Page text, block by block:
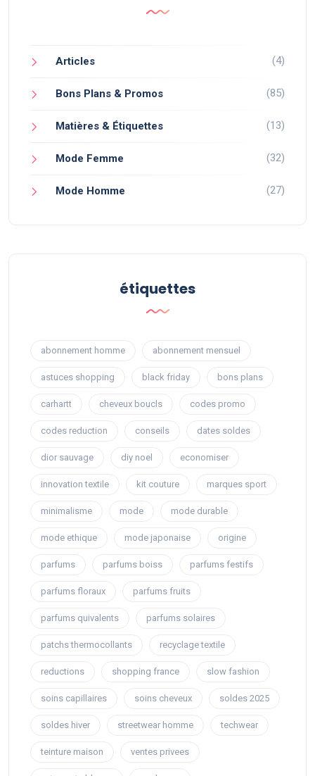
Articles (4)
Bons Plans & Promos (85)
Matières & Étiquettes (13)
Mode Femme (32)
Mode Homme (27)
étiquettes
abonnement homme abonnement mensuel
astuces shopping black friday bons plans
carhartt cheveux boucls codes promo
codes reduction conseils dates soldes
dior sauvage diy noel economiser
innovation textile kit couture marques sport
minimalisme mode mode durable
mode ethique mode japonaise origine
parfums parfums boiss parfums festifs
parfums floraux parfums fruits
parfums quivalents parfums solaires
patchs thermocollants recyclage textile
reductions shopping france slow fashion
soins capillaires soins cheveux soldes 2025
soldes hiver streetwear homme techwear
teinture maison ventes privees